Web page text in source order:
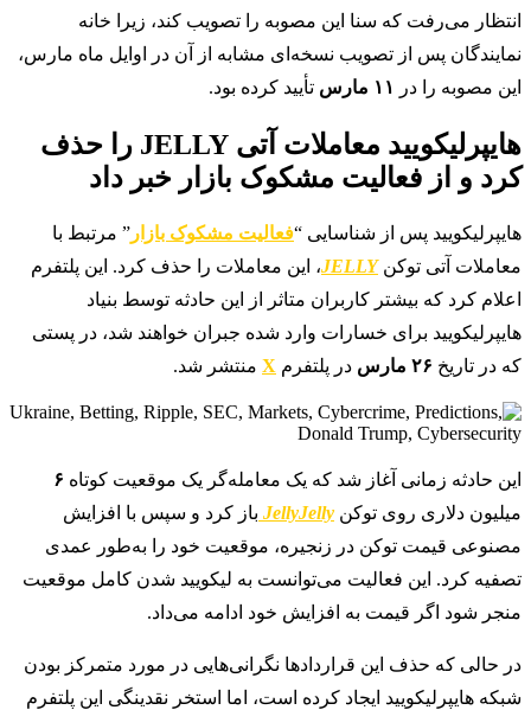
انتظار می‌رفت که سنا این مصوبه را تصویب کند، زیرا خانه
نمایندگان پس از تصویب نسخه‌ای مشابه از آن در اوایل ماه مارس،
این مصوبه را در
۱۱ مارس تأیید کرده بود.
هایپرلیکویید معاملات آتی JELLY را حذف
کرد و از فعالیت مشکوک بازار خبر داد
هایپرلیکویید پس از شناسایی “فعالیت مشکوک بازار ” مرتبط با
معاملات آتی توکنJELLY، این معاملات را حذف کرد. این پلتفرم
اعلام کرد که بیشتر کاربران متاثر از این حادثه توسط بنیاد
هایپرلیکویید برای خسارات وارد شده جبران خواهند شد، در پستی
که در تاریخ ۲۶ مارس در پلتفرم X منتشر شد.
این حادثه زمانی آغاز شد که یک معامله‌گر یک موقعیت کوتاه ۶
میلیون دلاری روی توکن JellyJelly باز کرد و سپس با افزایش
مصنوعی قیمت توکن در زنجیره، موقعیت خود را به‌طور عمدی
تصفیه کرد. این فعالیت می‌توانست به لیکویید شدن کامل موقعیت
منجر شود اگر قیمت به افزایش خود ادامه می‌داد.
در حالی که حذف این قراردادها نگرانی‌هایی در مورد متمرکز بودن
شبکه هایپرلیکویید ایجاد کرده است، اما استخر نقدینگی این پلتفرم